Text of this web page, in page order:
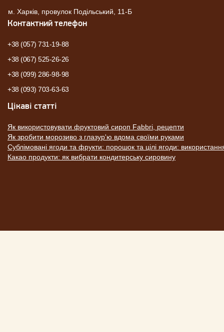
м. Харків, провулок Подільський, 11-Б
Контактний телефон
+38 (057) 731-19-88
+38 (067) 525-26-26
+38 (099) 286-98-98
+38 (093) 703-63-63
Цікаві статті
Як використовувати фруктовий сироп Fabbri, рецепти
Як зробити морозиво з глазур'ю вдома своїми руками
Сублімовані ягоди та фрукти: порошок та цілі ягоди:
Какао продукти: як вибрати кондитерську сировину